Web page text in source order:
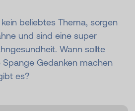
beliebtes Thema, sorgen
und sind eine super
Wann sollte
Gedanken machen
es?